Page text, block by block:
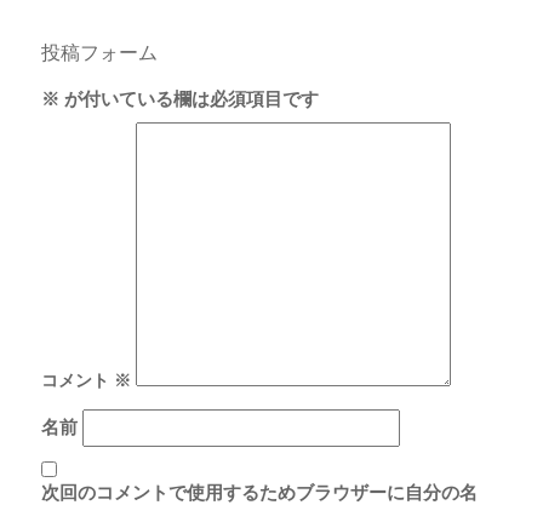
投稿フォーム
※ が付いている欄は必須項目です
コメント ※
名前
次回のコメントで使用するためブラウザーに自分の名